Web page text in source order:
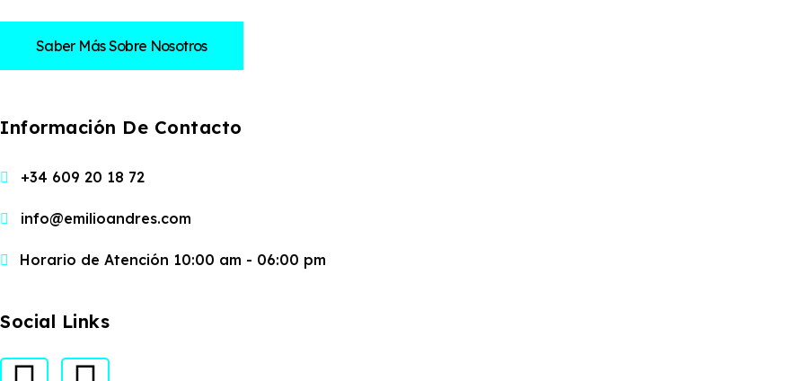
Saber Más Sobre Nosotros
Información De Contacto
+34 609 20 18 72
info@emilioandres.com
Horario de Atención 10:00 am - 06:00 pm
Social Links